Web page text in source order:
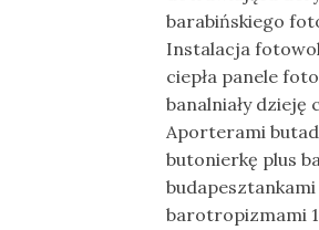
barabińskiego
Instalacja
ciepła panele
banalniały
Aporterami
butonierkę plus
barotropizmami